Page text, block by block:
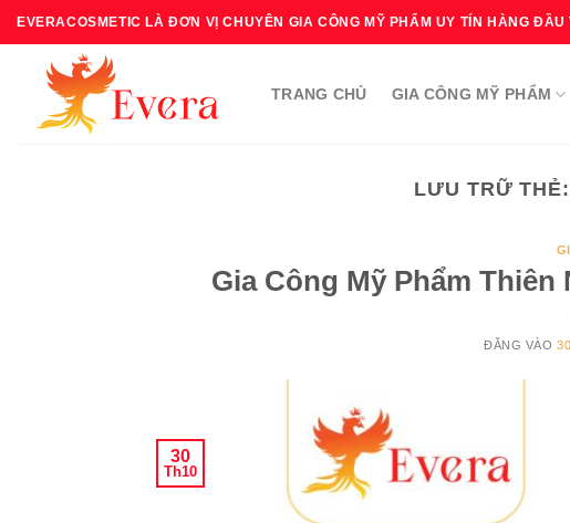
Bỏ
qua
EVERACOSMETIC LÀ ĐƠN VỊ CHUYÊN GIA CÔNG MỸ PHẨM UY TÍN HÀNG ĐẦU
TRANG CHỦ GIA CÔNG MỸ PHẨM
LƯU TRỮ THẺ:
Gia Công Mỹ Phẩm
ĐĂNG VÀO
30
Th10